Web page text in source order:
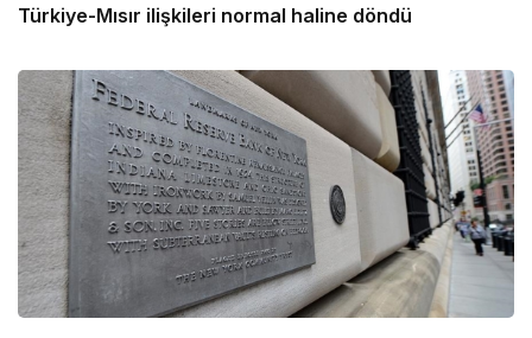
Türkiye-Mısır ilişkileri normal haline döndü